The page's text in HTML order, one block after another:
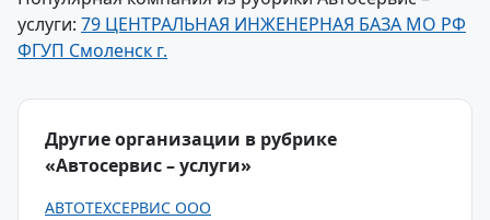
услуги: 79 ЦЕНТРАЛЬНАЯ ИНЖЕНЕРНАЯ БАЗА МО РФ
ФГУП Смоленск г.
Другие организации в рубрике
«Автосервис – услуги»
АВТОТЕХСЕРВИС ООО